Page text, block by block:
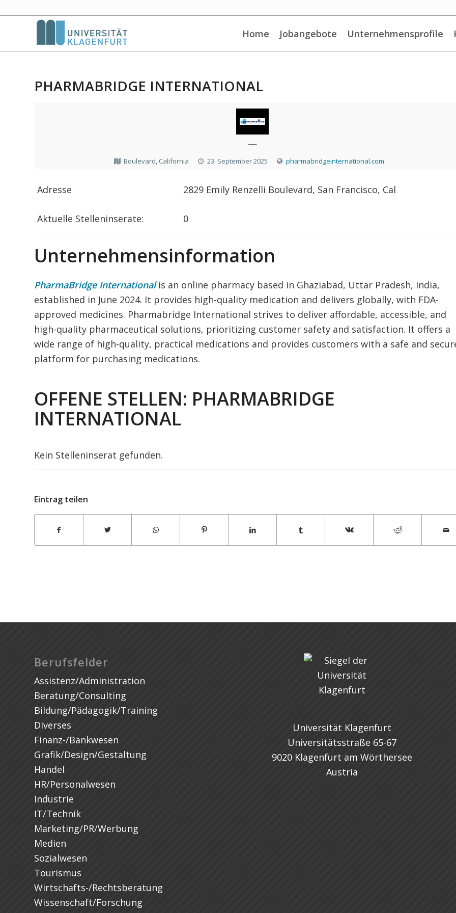
Home Jobangebote Unternehmensprofile
PHARMABRIDGE INTERNATIONAL
—
Boulevard, California 23. September 2025 pharmabridgeinternational.com
Adresse 2829 Emily Renzelli Boulevard, San Francisco, Cal
Aktuelle Stelleninserate: 0
Unternehmensinformation
​PharmaBridge Internationalis an online pharmacy based in Ghaziabad, Uttar Pradesh, India,
established in June 2024. It provides high-quality medication and delivers globally, with FDA-
approved medicines. Pharmabridge International strives to deliver affordable, accessible, and
high-quality pharmaceutical solutions, prioritizing customer safety and satisfaction. ​It offers a
wide range of high-quality, practical medications and provides customers with a safe and
platform for purchasing medications.
OFFENE STELLEN: PHARMABRIDGE
INTERNATIONAL
Kein Stelleninserat gefunden.
Eintrag teilen
Berufsfelder
Assistenz/Administration
Beratung/Consulting
Bildung/Pädagogik/Training
Diverses
Finanz-/Bankwesen
Grafik/Design/Gestaltung
Handel
HR/Personalwesen
Industrie
IT/Technik
Marketing/PR/Werbung
Medien
Sozialwesen
Tourismus
Wirtschafts-/Rechtsberatung
Wissenschaft/Forschung
Universität Klagenfurt
Universitätsstraße 65-67
9020 Klagenfurt am Wörthersee
Austria
yycpestcontrol